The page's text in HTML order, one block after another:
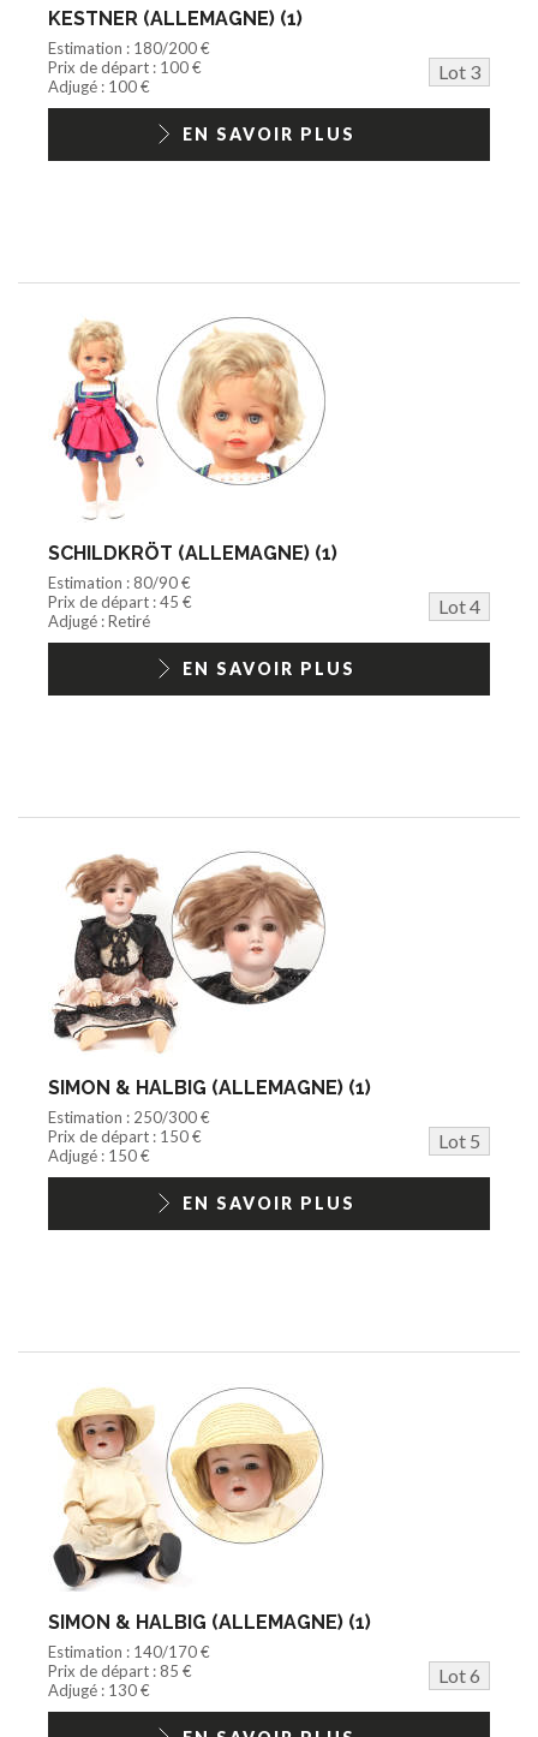
KESTNER (ALLEMAGNE) (1)
Estimation : 180/200 €
Prix de départ : 100 €
Lot 3
Adjugé : 100 €
EN SAVOIR PLUS
SCHILDKRÖT (ALLEMAGNE) (1)
Estimation : 80/90 €
Prix de départ : 45 €
Lot 4
Adjugé : Retiré
EN SAVOIR PLUS
SIMON & HALBIG (ALLEMAGNE) (1)
Estimation : 250/300 €
Prix de départ : 150 €
Lot 5
Adjugé : 150 €
EN SAVOIR PLUS
SIMON & HALBIG (ALLEMAGNE) (1)
Estimation : 140/170 €
Prix de départ : 85 €
Lot 6
Adjugé : 130 €